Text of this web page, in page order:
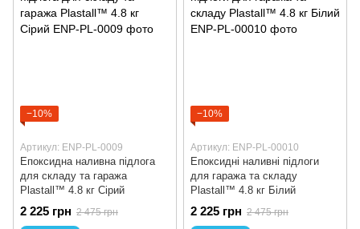
−10%
Артикул: ENP-PL-0009
Епоксидна наливна підлога
для складу та гаража
Plastall™ 4.8 кг Сірий
2 225 грн 2 475 грн
−10%
Артикул: ENP-PL-00010
Епоксидні наливні підлоги
для гаража та складу
Plastall™ 4.8 кг Білий
2 225 грн 2 475 грн